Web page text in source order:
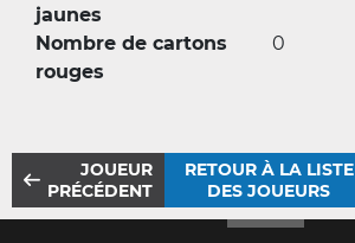
jaunes
Nombre de cartons
rouges
0
JOUEUR
PRÉCÉDENT
RETOUR À LA LISTE
DES JOUEURS